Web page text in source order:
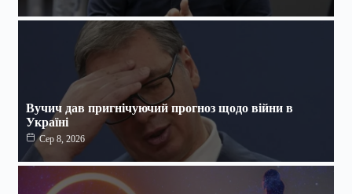
Вучич дав пригнічуючий прогноз щодо війни в
Україні
Сер 8, 2026